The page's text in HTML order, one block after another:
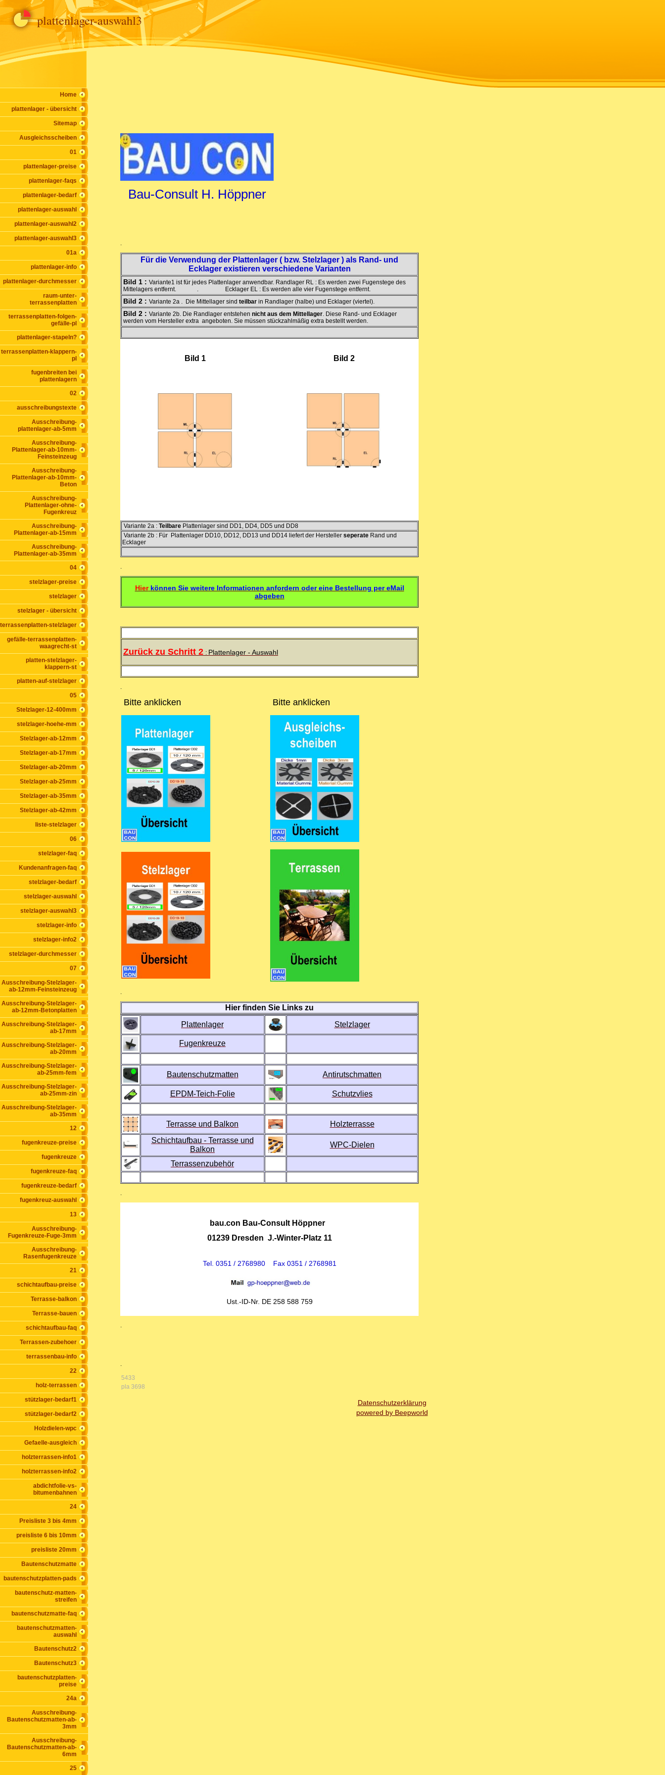
plattenlager-auswahl3
Home
plattenlager - übersicht
Sitemap
Ausgleichsscheiben
01
plattenlager-preise
plattenlager-faqs
plattenlager-bedarf
plattenlager-auswahl
plattenlager-auswahl2
plattenlager-auswahl3
01a
plattenlager-info
plattenlager-durchmesser
raum-unter-
terrassenplatten
terrassenplatten-folgen-
gefälle-pl
plattenlager-stapeln?
terrassenplatten-klappern-
pl
fugenbreiten bei
plattenlagern
02
ausschreibungstexte
Ausschreibung-
plattenlager-ab-5mm
Ausschreibung-
Plattenlager-ab-10mm-
Feinsteinzeug
Ausschreibung-
Plattenlager-ab-10mm-
Beton
Ausschreibung-
Plattenlager-ohne-
Fugenkreuz
Ausschreibung-
Plattenlager-ab-15mm
Ausschreibung-
Plattenlager-ab-35mm
04
stelzlager-preise
stelzlager
stelzlager - übersicht
terrassenplatten-stelzlager
gefälle-terrassenplatten-
waagrecht-st
platten-stelzlager-
klappern-st
platten-auf-stelzlager
05
Stelzlager-12-400mm
stelzlager-hoehe-mm
Stelzlager-ab-12mm
Stelzlager-ab-17mm
Stelzlager-ab-20mm
Stelzlager-ab-25mm
Stelzlager-ab-35mm
Stelzlager-ab-42mm
liste-stelzlager
06
stelzlager-faq
Kundenanfragen-faq
stelzlager-bedarf
stelzlager-auswahl
stelzlager-auswahl3
stelzlager-info
stelzlager-info2
stelzlager-durchmesser
07
Ausschreibung-Stelzlager-
ab-12mm-Feinsteinzeug
Ausschreibung-Stelzlager-
ab-12mm-Betonplatten
Ausschreibung-Stelzlager-
ab-17mm
Ausschreibung-Stelzlager-
ab-20mm
Ausschreibung-Stelzlager-
ab-25mm-fem
Ausschreibung-Stelzlager-
ab-25mm-zin
Ausschreibung-Stelzlager-
ab-35mm
12
fugenkreuze-preise
fugenkreuze
fugenkreuze-faq
fugenkreuze-bedarf
fugenkreuz-auswahl
13
Ausschreibung-
Fugenkreuze-Fuge-3mm
Ausschreibung-
Rasenfugenkreuze
21
schichtaufbau-preise
Terrasse-balkon
Terrasse-bauen
schichtaufbau-faq
Terrassen-zubehoer
terrassenbau-info
22
holz-terrassen
stützlager-bedarf1
stützlager-bedarf2
Holzdielen-wpc
Gefaelle-ausgleich
holzterrassen-info1
holzterrassen-info2
abdichtfolie-vs-
bitumenbahnen
24
Preisliste 3 bis 4mm
preisliste 6 bis 10mm
preisliste 20mm
Bautenschutzmatte
bautenschutzplatten-pads
bautenschutz-matten-
streifen
bautenschutzmatte-faq
bautenschutzmatten-
auswahl
Bautenschutz2
Bautenschutz3
bautenschutzplatten-
preise
24a
Ausschreibung-
Bautenschutzmatten-ab-
3mm
Ausschreibung-
Bautenschutzmatten-ab-
6mm
25
Bau-Consult H. Höppner
.
Für die Verwendung der Plattenlager ( bzw. Stelzlager ) als Rand- und
Ecklager existieren verschiedene Varianten
Bild 1 : Variante1 ist für jedes Plattenlager anwendbar. Randlager RL : Es werden zwei Fugenstege des
Mittelagers entfernt. . Ecklager EL : Es werden alle vier Fugenstege entfernt.
Bild 2 : Variante 2a . Die Mittellager sind teilbar in Randlager (halbe) und Ecklager (viertel).
Bild 2 : Variante 2b. Die Randlager entstehen nicht aus dem Mittellager. Diese Rand- und Ecklager
werden vom Hersteller extra angeboten. Sie müssen stückzahlmäßig extra bestellt werden.
Bild 1 Bild 2
Variante 2a : Teilbare Plattenlager sind DD1, DD4, DD5 und DD8
Variante 2b : Für Plattenlager DD10, DD12, DD13 und DD14 liefert der Hersteller seperate Rand und
Ecklager
.
Hier können Sie weitere Informationen anfordern oder eine Bestellung per eMail
abgeben
Zurück zu Schritt 2 : Plattenlager - Auswahl
.
Bitte anklicken Bitte anklicken
.
Hier finden Sie Links zu
Plattenlager
Stelzlager
Fugenkreuze
Bautenschutzmatten Antirutschmatten
EPDM-Teich-Folie Schutzvlies
Terrasse und Balkon
Holzterrasse
Schichtaufbau - Terrasse und
Balkon
WPC-Dielen
Terrassenzubehör
.
bau.con Bau-Consult Höppner
01239 Dresden J.-Winter-Platz 11
Tel. 0351 / 2768980 Fax 0351 / 2768981
Ust.-ID-Nr. DE 258 588 759
.
.
5433
pla 3698
Datenschutzerklärung
powered by Beepworld